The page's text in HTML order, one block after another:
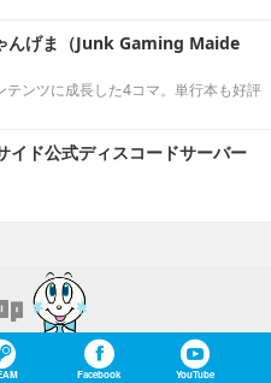
んげま（Junk Gaming Maide
ンツに成長した4コマ。単行本も好評
ド公式ディスコードサーバー
Facebook YouTube